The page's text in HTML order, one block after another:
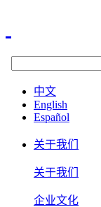
中文
English
Español
关于我们
关于我们
企业文化